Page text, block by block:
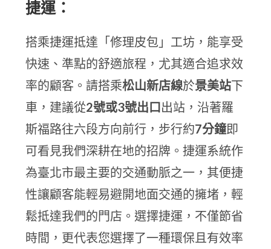
捷運：
搭乘捷運抵達「修理皮包」工坊，能享受
快速、準點的舒適旅程，尤其適合追求效
率的顧客。請搭乘松山新店線於景美站下
車，建議從2號或3號出口出站，沿著羅
斯福路往六段方向前行，步行約7分鐘即
可看見我們深耕在地的招牌。捷運系統作
為臺北市最主要的交通動脈之一，其便捷
性讓顧客能輕易避開地面交通的擁堵，輕
鬆抵達我們的門店。選擇捷運，不僅節省
時間，更代表您選擇了一種環保且有效率